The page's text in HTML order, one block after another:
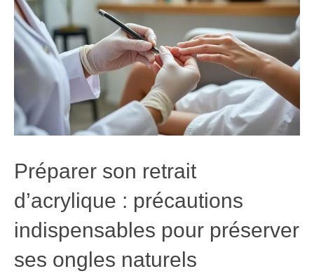
Préparer son retrait
d’acrylique : précautions
indispensables pour préserver
ses ongles naturels